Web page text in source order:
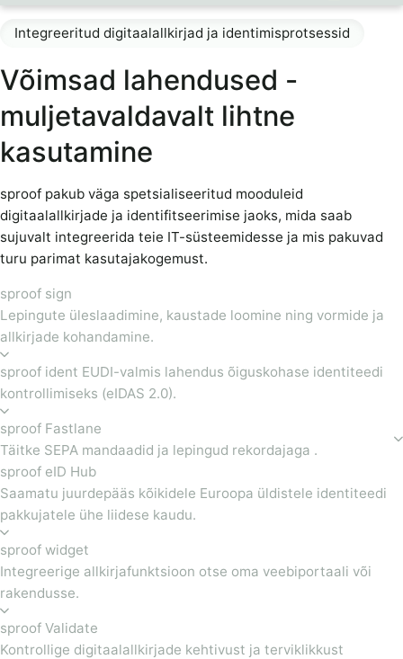
Integreeritud digitaalallkirjad ja identimisprotsessid
Võimsad lahendused -
muljetavaldavalt lihtne
kasutamine
sproof pakub väga spetsialiseeritud mooduleid
digitaalallkirjade ja identifitseerimise jaoks, mida saab
sujuvalt integreerida teie IT-süsteemidesse ja mis pakuvad
turu parimat kasutajakogemust.
sproof sign
Lepingute üleslaadimine, kaustade loomine ning vormide ja
allkirjade kohandamine.
sproof ident EUDI-valmis lahendus õiguskohase identiteedi
kontrollimiseks (eIDAS 2.0).
sproof Fastlane
Täitke SEPA mandaadid ja lepingud rekordajaga .
sproof eID Hub
Saamatu juurdepääs kõikidele Euroopa üldistele identiteedi
pakkujatele ühe liidese kaudu.
sproof widget
Integreerige allkirjafunktsioon otse oma veebiportaali või
rakendusse.
sproof Validate
Kontrollige digitaalallkirjade kehtivust ja terviklikkust